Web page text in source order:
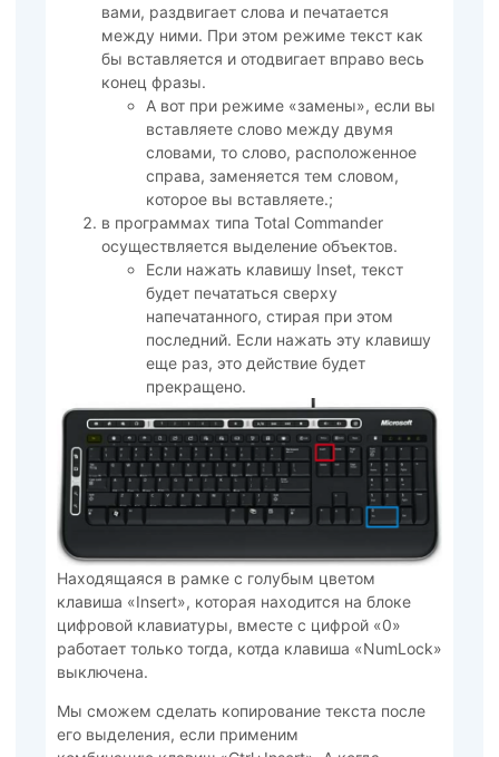
вами, раздвигает слова и печатается
между ними. При этом режиме текст как
бы вставляется и отодвигает вправо весь
конец фразы.
А вот при режиме «замены», если вы
вставляете слово между двумя
словами, то слово, расположенное
справа, заменяется тем словом,
которое вы вставляете.;
в программах типа Total Commander
осуществляется выделение объектов.
Если нажать клавишу Inset, текст
будет печататься сверху
напечатанного, стирая при этом
последний. Если нажать эту клавишу
еще раз, это действие будет
прекращено.
Находящаяся в рамке с голубым цветом
клавиша «Insert», которая находится на блоке
цифровой клавиатуры, вместе с цифрой «0»
работает только тогда, котда клавиша «NumLock»
выключена.
Мы сможем сделать копирование текста после
его выделения, если применим